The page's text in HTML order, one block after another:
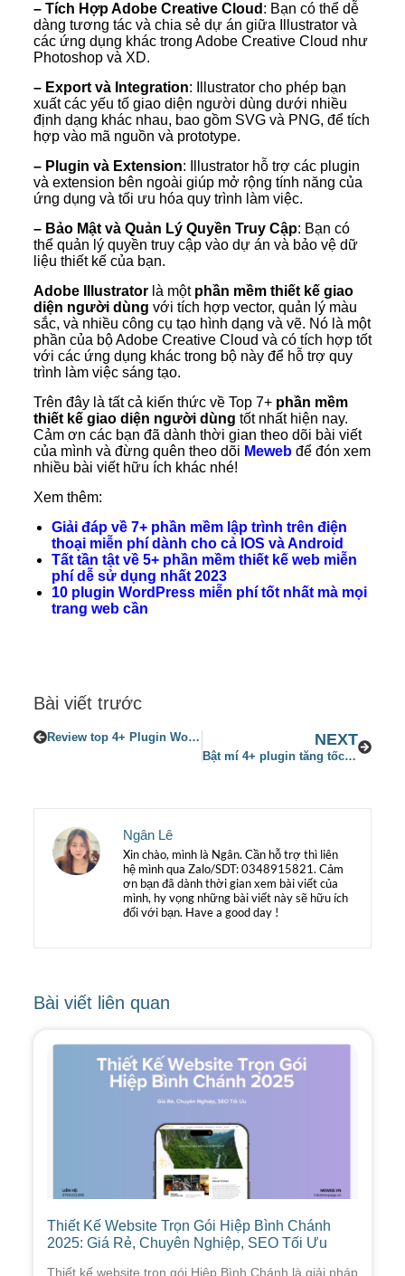
– Tích Hợp Adobe Creative Cloud : Bạn có thể dễ
dàng tương tác và chia sẻ dự án giữa Illustrator và
các ứng dụng khác trong Adobe Creative Cloud như
Photoshop và XD.
– Export và Integration: Illustrator cho phép bạn
xuất các yếu tố giao diện người dùng dưới nhiều
định dạng khác nhau, bao gồm SVG và PNG, để tích
hợp vào mã nguồn và prototype.
– Plugin và Extension: Illustrator hỗ trợ các plugin
và extension bên ngoài giúp mở rộng tính năng của
ứng dụng và tối ưu hóa quy trình làm việc.
– Bảo Mật và Quản Lý Quyền Truy Cập: Bạn có
thể quản lý quyền truy cập vào dự án và bảo vệ dữ
liệu thiết kế của bạn.
Adobe Illustratorlà một phần mềm thiết kế giao
diện người dùng với tích hợp vector, quản lý màu
sắc, và nhiều công cụ tạo hình dạng và vẽ. Nó là một
phần của bộ Adobe Creative Cloud và có tích hợp tốt
với các ứng dụng khác trong bộ này để hỗ trợ quy
trình làm việc sáng tạo.
Trên đây là tất cả kiến thức về Top 7+ phần mềm
thiết kế giao diện người dùng tốt nhất hiện nay.
Cảm ơn các bạn đã dành thời gian theo dõi bài viết
của mình và đừng quên theo dõi Mewebđể đón xem
nhiều bài viết hữu ích khác nhé!
Xem thêm:
Giải đáp về 7+ phần mềm lập trình trên điện
thoại miễn phí dành cho cả IOS và Android
Tất tần tật về 5+ phần mềm thiết kế web miễn
phí dễ sử dụng nhất 2023
10 plugin WordPress miễn phí tốt nhất mà mọi
trang web cần
Bài viết trước
Review top 4+ Plugin WordPress 360 độ toàn cảnh tốt nhất hiện nay NEXT
Bật mí 4+ plugin tăng tốc độ website wordpress tốt nhất hiện nay mà bạn cần biết
Ngân Lê
Xin chào, mình là Ngân. Cần hỗ trợ thì liên
hệ mình qua Zalo/SDT: 0348915821. Cảm
ơn bạn đã dành thời gian xem bài viết của
mình, hy vọng những bài viết này sẽ hữu ích
đối với bạn. Have a good day !
Bài viết liên quan
Thiết Kế Website Trọn Gói Hiệp Bình Chánh
2025: Giá Rẻ, Chuyên Nghiệp, SEO Tối Ưu
Thiết kế website trọn gói Hiệp Bình Chánh là giải pháp